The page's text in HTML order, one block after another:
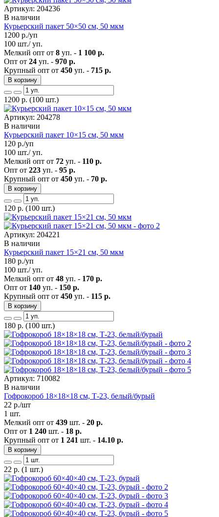
Артикул: 204236
В наличии
Курьерский пакет 50×50 см, 50 мкм
1200 р./уп
100 шт./ уп.
Мелкий опт от 8 уп. - 1 100 р.
Опт от 24 уп. - 970 р.
Крупный опт от 450 уп. - 715 р.
В корзину
1200 р. (100 шт.)
Артикул: 204278
В наличии
Курьерский пакет 10×15 см, 50 мкм
120 р./уп
100 шт./ уп.
Мелкий опт от 72 уп. - 110 р.
Опт от 223 уп. - 95 р.
Крупный опт от 450 уп. - 70 р.
В корзину
120 р. (100 шт.)
Артикул: 204221
В наличии
Курьерский пакет 15×21 см, 50 мкм
180 р./уп
100 шт./ уп.
Мелкий опт от 48 уп. - 170 р.
Опт от 140 уп. - 150 р.
Крупный опт от 450 уп. - 115 р.
В корзину
180 р. (100 шт.)
Артикул: 710082
В наличии
Гофрокороб 18×18×18 см, Т-23, белый/бурый
22 р./шт
1 шт.
Мелкий опт от 439 шт. - 20 р.
Опт от 1 240 шт. - 18 р.
Крупный опт от 1 241 шт. - 14.10 р.
В корзину
22 р. (1 шт.)